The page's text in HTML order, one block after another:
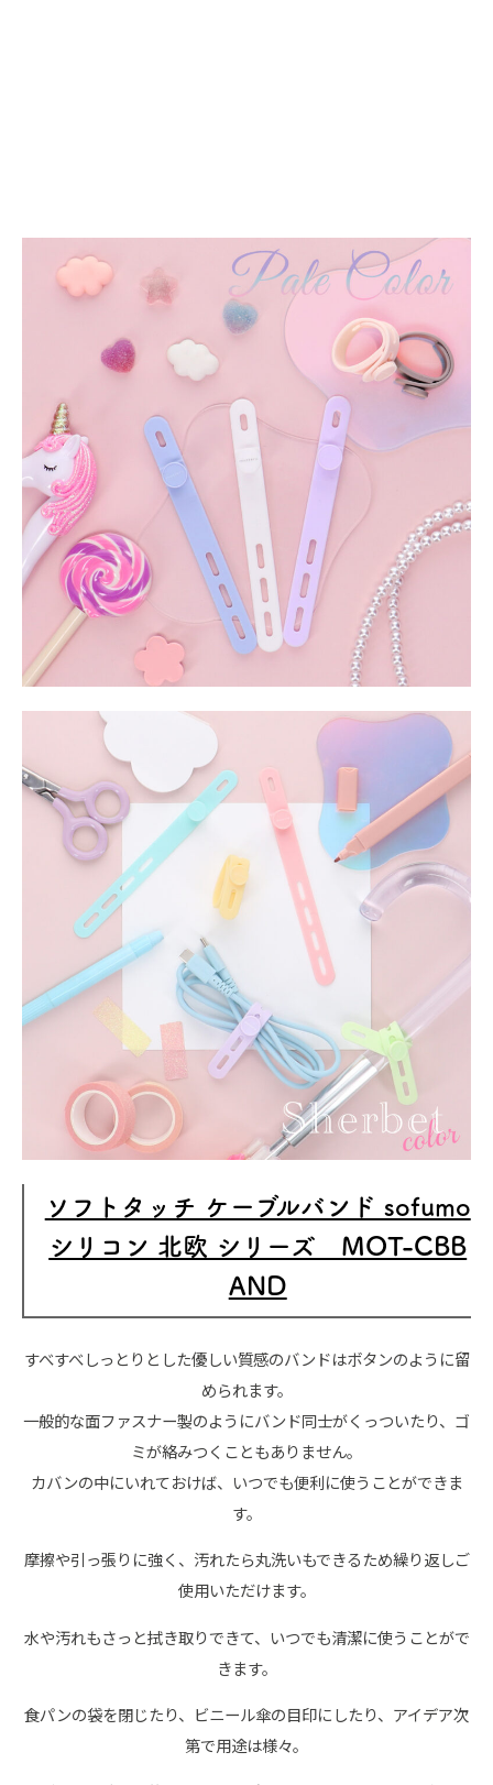
ソフトタッチ ケーブルバンド sofumo
シリコン 北欧 シリーズ MOT-CBB
AND
すべすべしっとりとした優しい質感のバンドはボタンのように留
められます。
一般的な面ファスナー製のようにバンド同士がくっついたり、ゴ
ミが絡みつくこともありません。
カバンの中にいれておけば、いつでも便利に使うことができま
す。
摩擦や引っ張りに強く、汚れたら丸洗いもできるため繰り返しご
使用いただけます。
水や汚れもさっと拭き取りできて、いつでも清潔に使うことがで
きます。
食パンの袋を閉じたり、ビニール傘の目印にしたり、アイデア次
第で用途は様々。